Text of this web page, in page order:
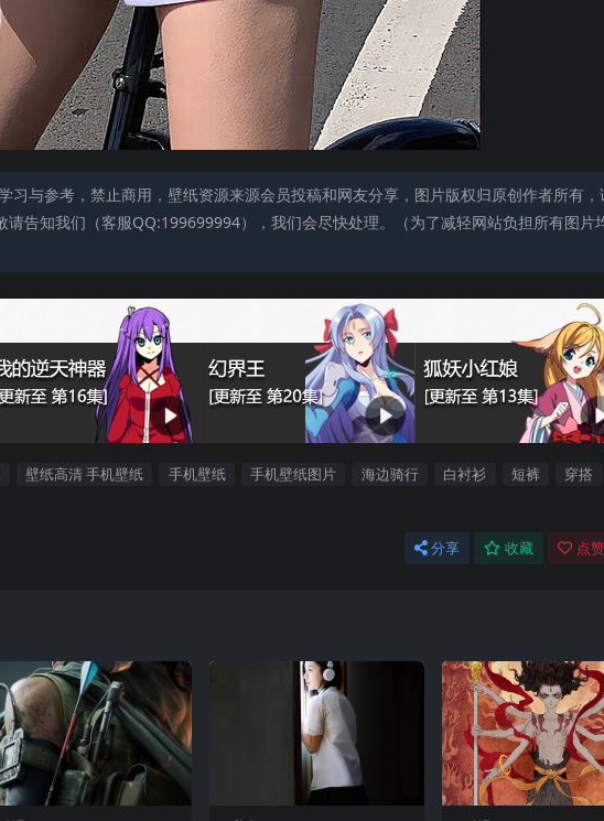
习与参考，禁止商用，壁纸资源来源会员投稿和网友分享，图片版权归原创作者所有，
请告知我们（客服QQ:199699994），我们会尽快处理。（为了减轻网站负担所有图片
壁纸高清 手机壁纸 手机壁纸 手机壁纸图片 海边骑行 白衬衫 短裤
穿搭
分享 收藏 点